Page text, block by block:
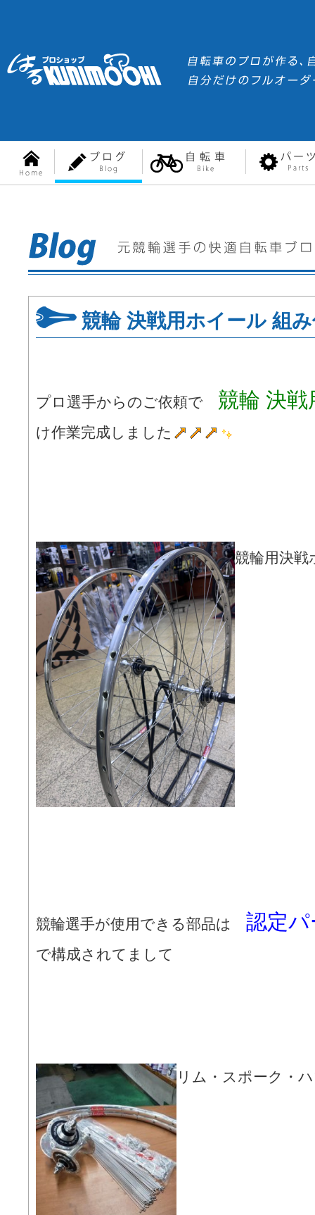
競輪 決戦用ホイール 組
プロ選手からのご依頼で 競輪 決
け作業完成しました
競輪用決戦
競輪選手が使用できる部品は 認定
で構成されてまして
リム・スポーク・